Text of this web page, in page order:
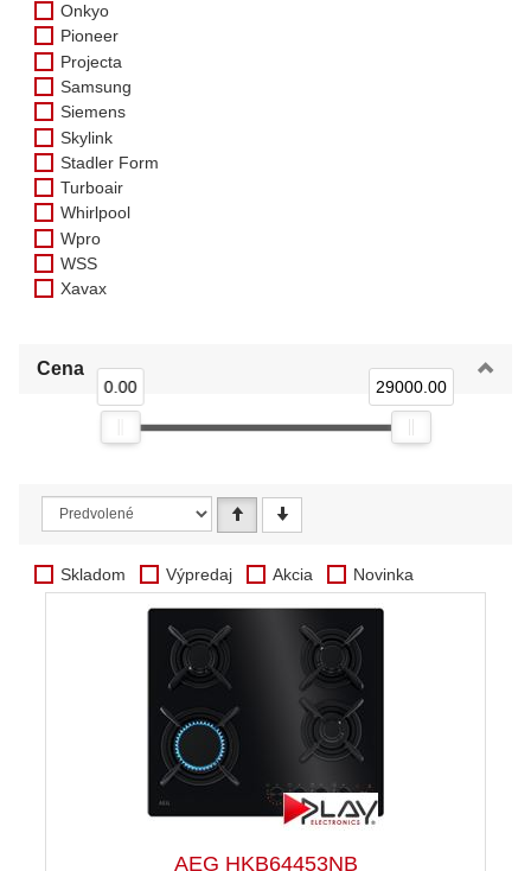
Onkyo
Pioneer
Projecta
Samsung
Siemens
Skylink
Stadler Form
Turboair
Whirlpool
Wpro
WSS
Xavax
Cena
0.00 29000.00
Skladom Výpredaj Akcia Novinka
AEG HKB64453NB